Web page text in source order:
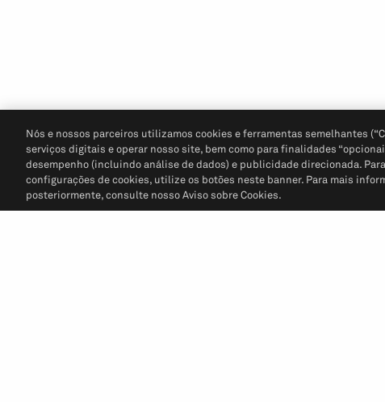
Nós e nossos parceiros utilizamos cookies e ferramentas semelhantes
serviços digitais e operar nosso site, bem como para finalidades
desempenho (incluindo análise de dados) e publicidade direcionada.
configurações de cookies, utilize os botões neste banner. Para mais
posteriormente, consulte nosso Aviso sobre Cookies.